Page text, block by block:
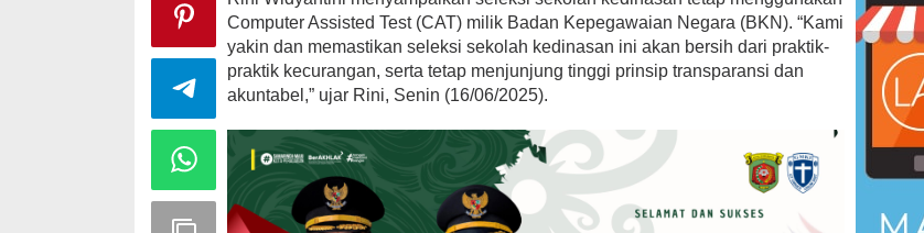
Computer Assisted Test (CAT) milik Badan Kepegawaian Negara (BKN). “Kami
yakin dan memastikan seleksi sekolah kedinasan ini akan bersih dari praktik-
praktik kecurangan, serta tetap menjunjung tinggi prinsip transparansi dan
akuntabel,” ujar Rini, Senin (16/06/2025).